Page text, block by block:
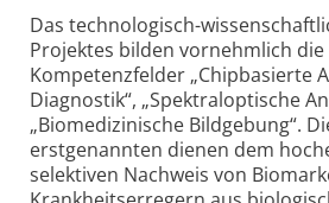
Das technologisch-
Projektes bilden vornehmlich die
Kompetenzfelder „Chipbasierte
Diagnostik“, „Spektraloptische
„Biomedizinische Bildgebung“.
erstgenannten dienen dem
selektiven Nachweis von